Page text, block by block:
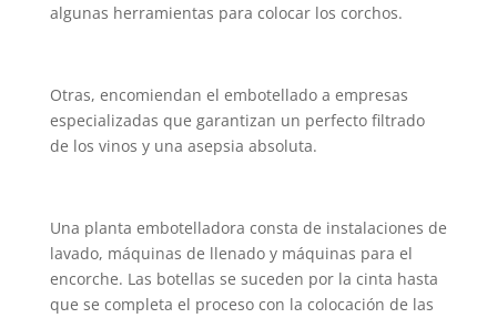
algunas herramientas para colocar los corchos.
Otras, encomiendan el embotellado a empresas
especializadas que garantizan un perfecto filtrado
de los vinos y una asepsia absoluta.
Una planta embotelladora consta de instalaciones de
lavado, máquinas de llenado y máquinas para el
encorche. Las botellas se suceden por la cinta hasta
que se completa el proceso con la colocación de las